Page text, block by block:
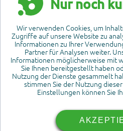
Nur noch
Wir verwenden Cookies, um
Zugriffe auf unsere Website zu
Informationen zu Ihrer
Partner für Analysen weiter.
Informationen möglicherweise mit
Sie Ihnen bereitgestellt haben
Nutzung der Dienste gesammelt
stimmen Sie der Nutzung
Einstellungen können Sie